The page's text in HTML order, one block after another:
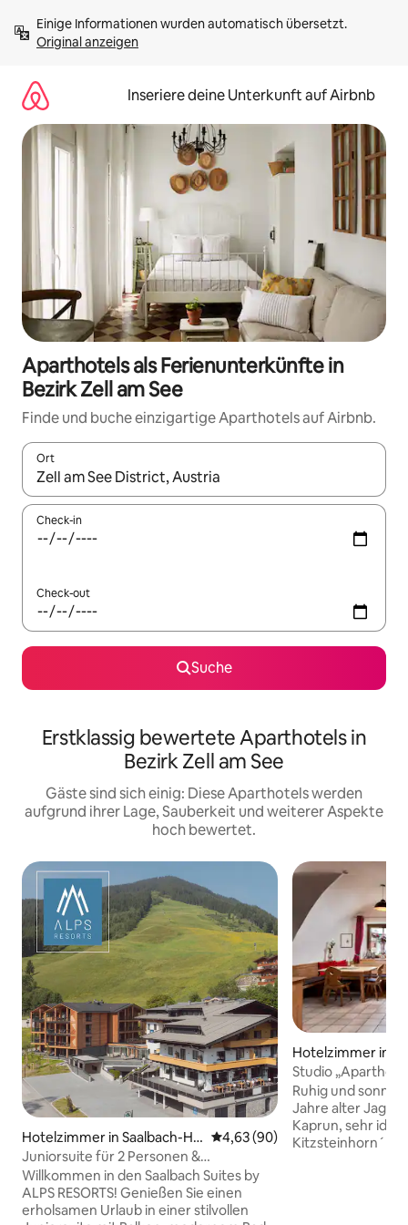
Inhalten
springenOriginal anzeigen
Inseriere deine Unterkunft auf Airbnb
Aparthotels als Ferienunterkünfte in
Bezirk Zell am See
Finde und buche einzigartige Aparthotels auf Airbnb.
Ort
Wenn Ergebnisse verfügbar sind, navigiere mit den
Check-in
Check-out
Suche
Erstklassig bewertete Aparthotels in
Bezirk Zell am See
Gäste sind sich einig: Diese Aparthotels werden
aufgrund ihrer Lage, Sauberkeit und weiterer Aspekte
hoch bewertet.
Hotelzimmer in Saalbach-Hin
terglemm
Durchschnittliche Bewertung:
4,63 (90)
Juniorsuite für 2 Personen &
Wellnessbereich
Willkommen in den Saalbach Suites by
ALPS RESORTS! Genießen Sie einen
erholsamen Urlaub in einer stilvollen
Hotelzimmer in
Studio
Ruhig und sonnig
Jahre alter
Kaprun, sehr
Kitzsteinhorn´s.